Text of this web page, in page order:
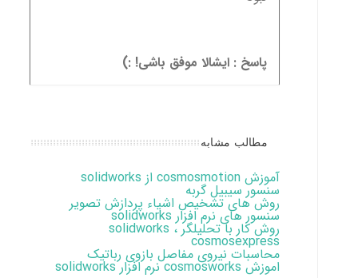
پاسخ : ایشالا موفق باشی! :)
مطالب مشابه
آموزش cosmosmotion از solidworks
سنسور سیبیل گربه
روش های تشخیص اشیاء پردازش تصویر
سنسور های نرم افزار solidworks
روش کار با تحلیلگر solidworks ،
cosmosexpress
محاسبات نیروی مفاصل بازوی رباتیک
اموزش cosmosworks نرم افزار solidworks